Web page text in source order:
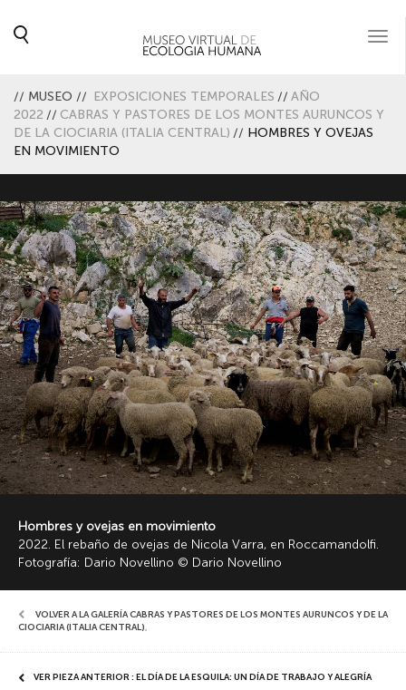
// MUSEO // EXPOSICIONES TEMPORALES // AÑO
2022 // CABRAS Y PASTORES DE LOS MONTES AURUNCOS Y
DE LA CIOCIARIA (ITALIA CENTRAL) // HOMBRES Y OVEJAS
EN MOVIMIENTO
Hombres y ovejas en movimiento
2022. El rebaño de ovejas de Nicola Varra, en Roccamandolfi.
Fotografía: Dario Novellino © Dario Novellino
VOLVER A LA GALERÍA CABRAS Y PASTORES DE LOS MONTES AURUNCOS Y DE LA
CIOCIARIA (ITALIA CENTRAL),
VER PIEZA ANTERIOR : EL DÍA DE LA ESQUILA: UN DÍA DE TRABAJO Y ALEGRÍA